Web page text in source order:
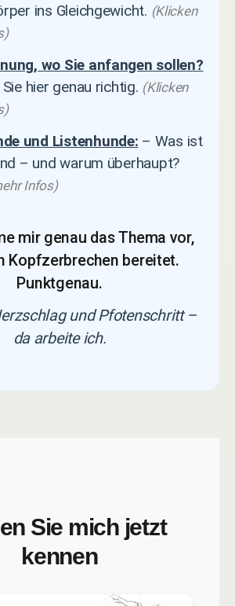
ins Gleichgewicht. (Klicken
wo Sie anfangen sollen?
hier genau richtig. (Klicken
und Listenhunde: – Was ist
– und warum überhaupt?
Infos)
mir genau das Thema vor,
Kopfzerbrechen bereitet.
Punktgenau.
und Pfotenschritt –
da arbeite ich.
Sie mich jetzt
kennen